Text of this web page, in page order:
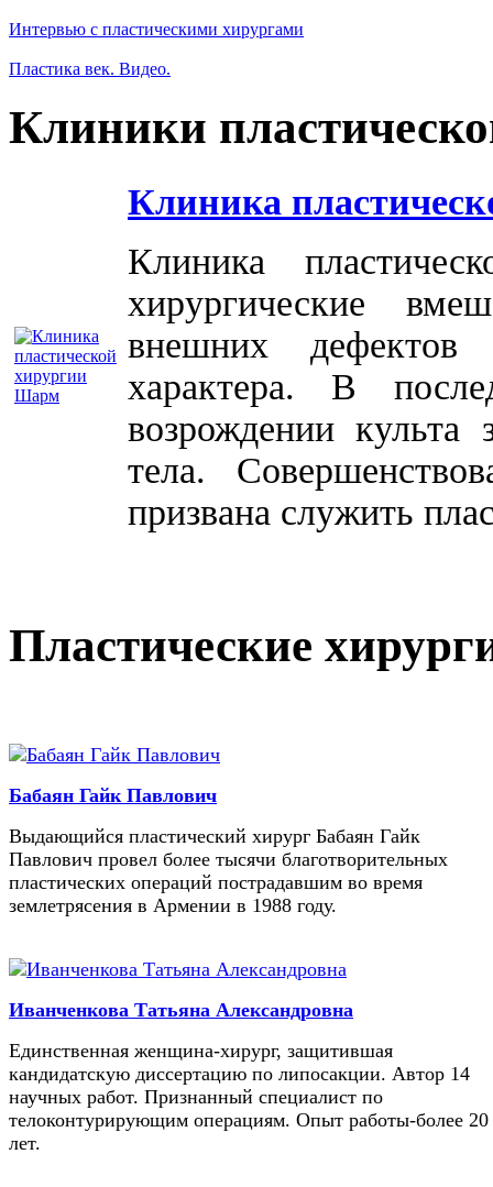
Интервью с пластическими хирургами
Пластика век. Видео.
Клиники
Клиника
Клиника
хирургические
внешних дефектов
характера. В
возрождении культа
тела.
призвана служить
Пластические
Бабаян Гайк Павлович
Выдающийся пластический хирург Бабаян Гайк
Павлович провел более тысячи благотворительных
пластических операций пострадавшим во время
землетрясения в Армении в 1988 году.
Иванченкова Татьяна Александровна
Единственная женщина-хирург, защитившая
кандидатскую диссертацию по липосакции. Автор 14
научных работ. Признанный специалист по
телоконтурирующим операциям. Опыт работы-более 20
лет.